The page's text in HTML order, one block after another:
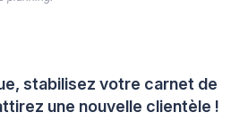
stabilisez votre carnet de
une nouvelle clientèle !